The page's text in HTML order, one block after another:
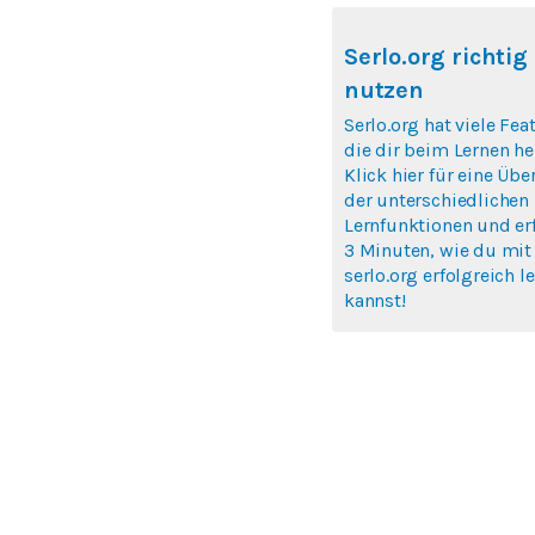
Serlo.org richtig
nutzen
Serlo.org hat viele
die dir beim Lernen
Klick hier für eine
der unterschiedlichen
Lernfunktionen und
3 Minuten, wie du mit
serlo.org erfolgreich
kannst!